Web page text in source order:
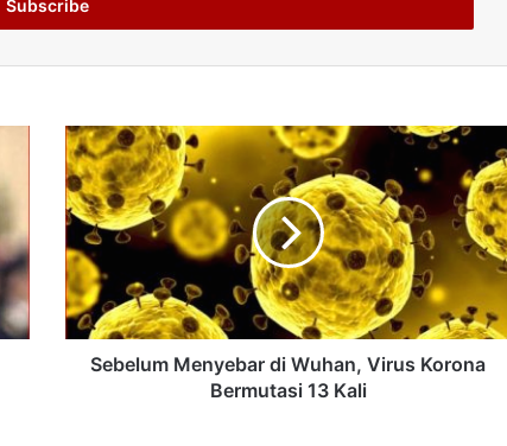
Sebelum Menyebar di Wuhan, Virus Korona
Bermutasi 13 Kali